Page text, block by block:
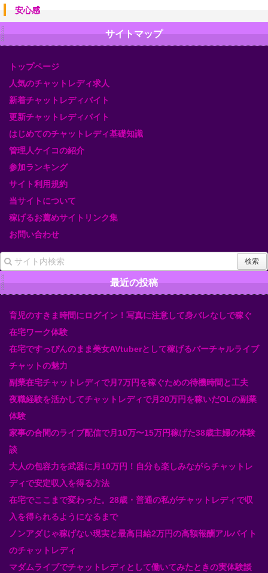
安心感
サイトマップ
トップページ
人気のチャットレディ求人
新着チャットレディバイト
更新チャットレディバイト
はじめてのチャットレディ基礎知識
管理人ケイコの紹介
参加ランキング
サイト利用規約
当サイトについて
稼げるお薦めサイトリンク集
お問い合わせ
最近の投稿
育児のすきま時間にログイン！写真に注意して身バレなしで稼ぐ
在宅ワーク体験
在宅ですっぴんのまま美女AVtuberとして稼げるバーチャルライブ
チャットの魅力
副業在宅チャットレディで月7万円を稼ぐための待機時間と工夫
夜職経験を活かしてチャットレディで月20万円を稼いだOLの副業
体験
家事の合間のライブ配信で月10万〜15万円稼げた38歳主婦の体験
談
大人の包容力を武器に月10万円！自分も楽しみながらチャットレ
ディで安定収入を得る方法
在宅でここまで変わった。28歳・普通の私がチャットレディで収
入を得られるようになるまで
ノンアダじゃ稼げない現実と最高日給2万円の高額報酬アルバイト
のチャットレディ
マダムライブでチャットレディとして働いてみたときの実体験談